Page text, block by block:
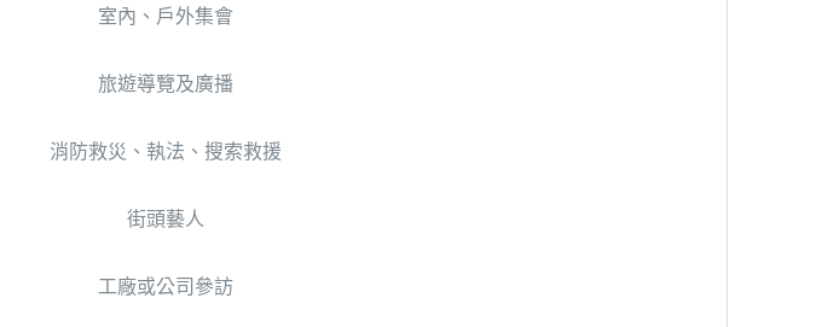
室內、戶外集會
旅遊導覽及廣播
消防救災、執法、搜索救援
街頭藝人
工廠或公司參訪